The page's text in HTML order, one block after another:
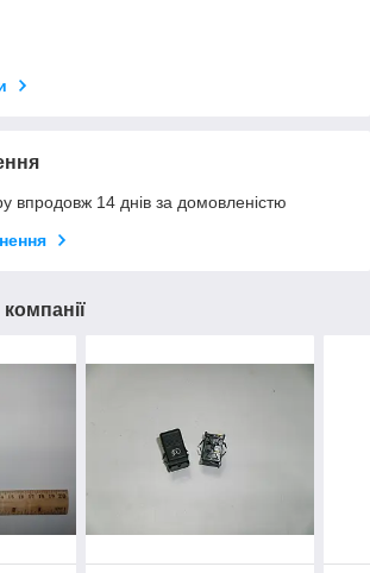
впродовж 14 днів за домовленістю